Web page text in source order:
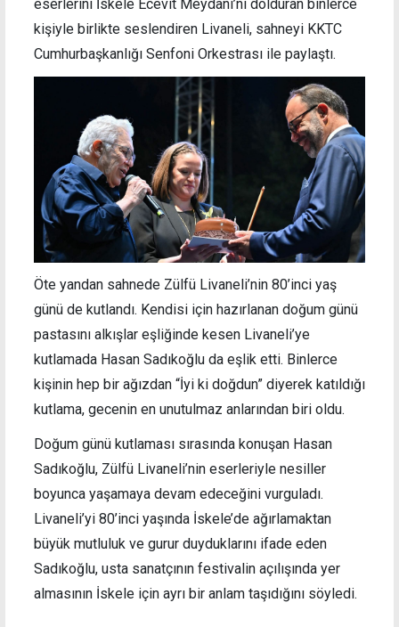
eserlerini İskele Ecevit Meydanı’nı dolduran binlerce
kişiyle birlikte seslendiren Livaneli, sahneyi KKTC
Cumhurbaşkanlığı Senfoni Orkestrası ile paylaştı.
Öte yandan sahnede Zülfü Livaneli’nin 80’inci yaş
günü de kutlandı. Kendisi için hazırlanan doğum günü
pastasını alkışlar eşliğinde kesen Livaneli’ye
kutlamada Hasan Sadıkoğlu da eşlik etti. Binlerce
kişinin hep bir ağızdan “İyi ki doğdun” diyerek katıldığı
kutlama, gecenin en unutulmaz anlarından biri oldu.
Doğum günü kutlaması sırasında konuşan Hasan
Sadıkoğlu, Zülfü Livaneli’nin eserleriyle nesiller
boyunca yaşamaya devam edeceğini vurguladı.
Livaneli’yi 80’inci yaşında İskele’de ağırlamaktan
büyük mutluluk ve gurur duyduklarını ifade eden
Sadıkoğlu, usta sanatçının festivalin açılışında yer
almasının İskele için ayrı bir anlam taşıdığını söyledi.